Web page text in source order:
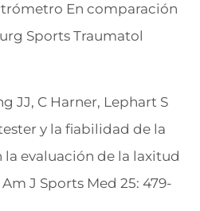
En comparación
Sports Traumatol
C Harner, Lephart S
y la fiabilidad de la
la evaluación de la laxitud
J Sports Med 25: 479-